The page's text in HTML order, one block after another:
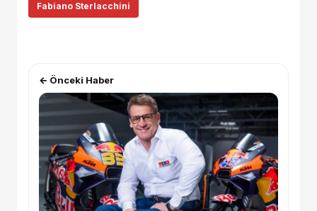
Fabiano Sterlacchini
← Önceki Haber